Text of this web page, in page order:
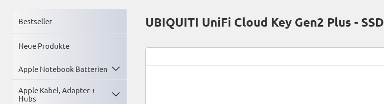
Bestseller
Neue Produkte
Apple Notebook Batterien
Apple Kabel, Adapter +
Hubs
UBIQUITI UniFi Cloud Key Gen2 Plus - SSD